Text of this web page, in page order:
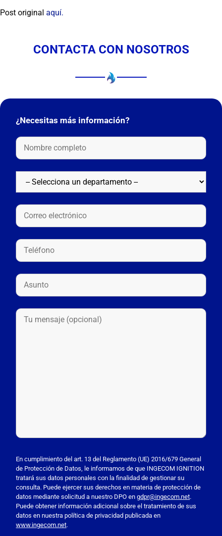
Post original aquí.
CONTACTA CON NOSOTROS
¿Necesitas más información?
o
r
f
a
v
o
r
En cumplimiento del art. 13 del Reglamento (UE) 2016/679 General
de Protección de Datos, le informamos de que INGECOM IGNITION
tratará sus datos personales con la finalidad de gestionar su
consulta. Puede ejercer sus derechos en materia de protección de
datos mediante solicitud a nuestro DPO en gdpr@ingecom.net.
Puede obtener información adicional sobre el tratamiento de sus
datos en nuestra política de privacidad publicada en
www.ingecom.net.